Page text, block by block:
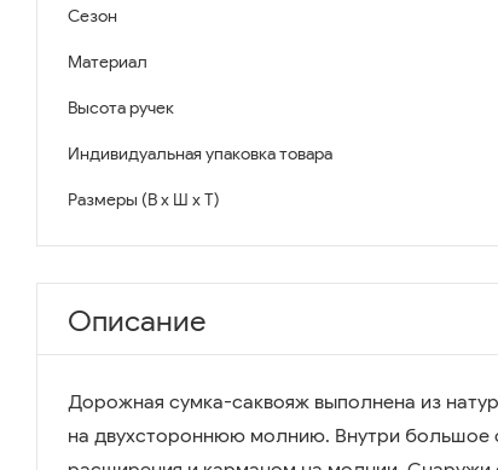
Сезон
Материал
Высота ручек
Индивидуальная упаковка товара
Размеры (В x Ш x Т)
Описание
Дорожная сумка-саквояж выполнена из
на двухстороннюю молнию. Внутри большое